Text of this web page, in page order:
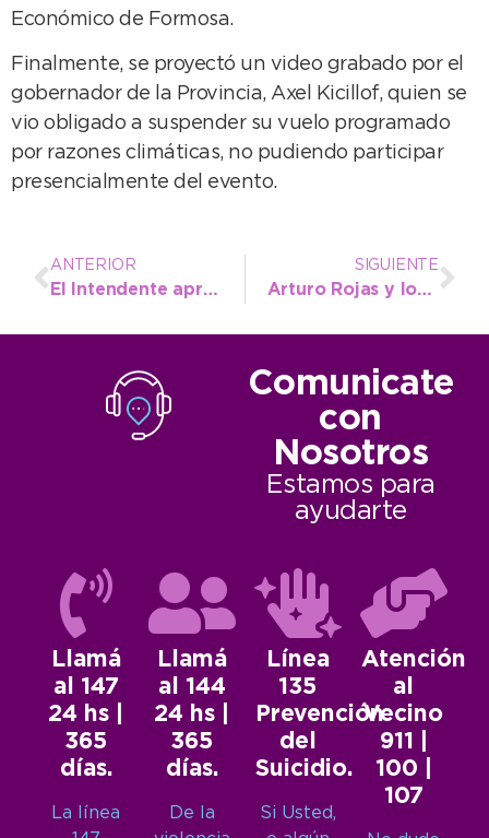
Económico de Formosa.
Finalmente, se proyectó un video grabado por el
gobernador de la Provincia, Axel Kicillof, quien se
vio obligado a suspender su vuelo programado
por razones climáticas, no pudiendo participar
presencialmente del evento.
ANTERIOR
El Intendente apreció el trabajo de las instituciones que acompañan a las personas con discapacidad
SIGUIENTE
Arturo Rojas y los gremios se reunieron por el traspaso de cápitas de PAMI
Comunicate
con
Nosotros
Estamos para
ayudarte
Llamá
al 147
24 hs |
365
días.
La línea
Llamá
al 144
24 hs |
365
días.
De la
Línea
135
Prevención
del
Suicidio.
Si Usted,
Atención
al
Vecino
911 |
100 |
107